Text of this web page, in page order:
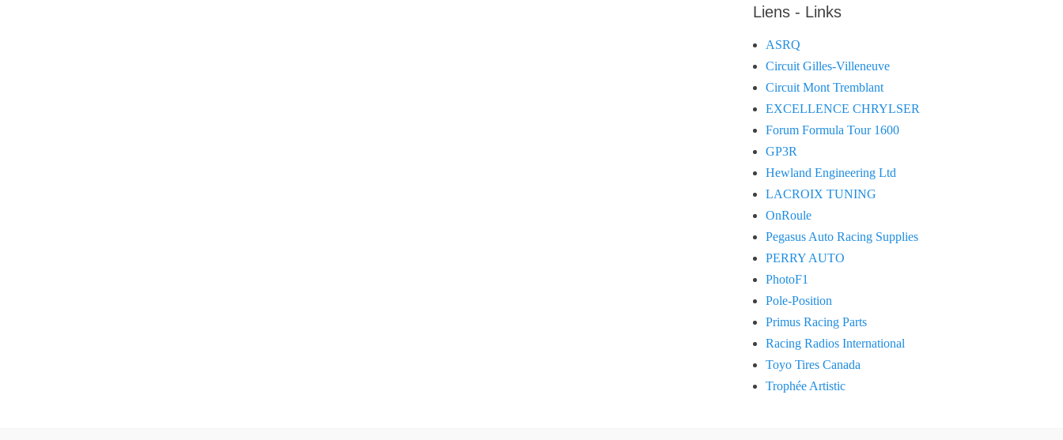
Liens - Links
ASRQ
Circuit Gilles-Villeneuve
Circuit Mont Tremblant
EXCELLENCE CHRYLSER
Forum Formula Tour 1600
GP3R
Hewland Engineering Ltd
LACROIX TUNING
OnRoule
Pegasus Auto Racing Supplies
PERRY AUTO
PhotoF1
Pole-Position
Primus Racing Parts
Racing Radios International
Toyo Tires Canada
Trophée Artistic